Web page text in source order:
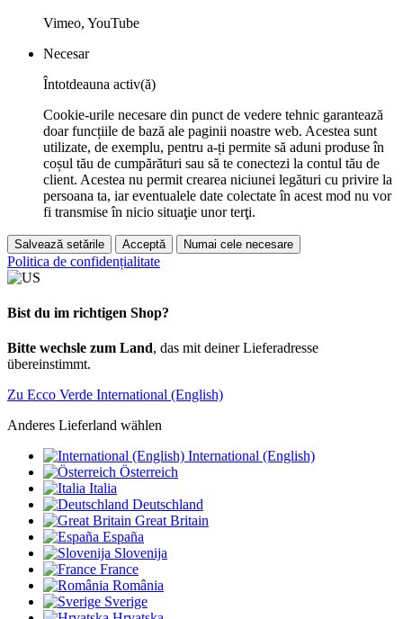
Vimeo, YouTube
Necesar
Întotdeauna activ(ă)
Cookie-urile necesare din punct de vedere tehnic garantează
doar funcțiile de bază ale paginii noastre web. Acestea sunt
utilizate, de exemplu, pentru a-ți permite să aduni produse în
coșul tău de cumpărături sau să te conectezi la contul tău de
client. Acestea nu permit crearea niciunei legături cu privire la
persoana ta, iar eventualele date colectate în acest mod nu vor
fi transmise în nicio situaţie unor terţi.
Salvează setările Acceptă Numai cele necesare
Politica de confidențialitate
Bist du im richtigen Shop?
Bitte wechsle zum Land, das mit deiner Lieferadresse
übereinstimmt.
Zu Ecco Verde International (English)
Anderes Lieferland wählen
International (English)
Österreich
Italia
Deutschland
Great Britain
España
Slovenija
France
România
Sverige